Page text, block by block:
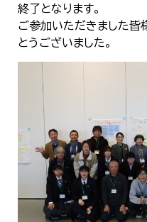
終了となります。
ご参加いただきました皆
とうございました。